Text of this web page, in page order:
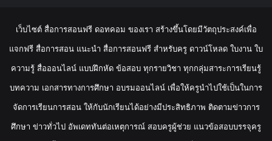
เว็บไซต์ สื่อการสอนฟรี ดอทคอม ของเรา สร้างขึ้นโดยมีวัตถุประสงค์เพื่อ
แจกฟรี สื่อการสอน แนะนำ สื่อการสอนฟรี สำหรับครู ดาวน์โหลด ใบงาน ใบ
ความรู้ สื่อออนไลน์ แบบฝึกหัด ข้อสอบ ทุกรายวิชา ทุกกลุ่มสาระการเรียนรู้
บทความ เอกสารทางการศึกษา อบรมออนไลน์ เพื่อให้ครูนำไปใช้เป็นในการ
จัดการเรียนการสอน ให้กับนักเรียนได้อย่างมีประสิทธิภาพ ติดตามข่าวการ
ศึกษา ข่าวทั่วไป อัพเดททันต่อเหตุการณ์ สอบครูผู้ช่วย แนวข้อสอบบรรจุครู